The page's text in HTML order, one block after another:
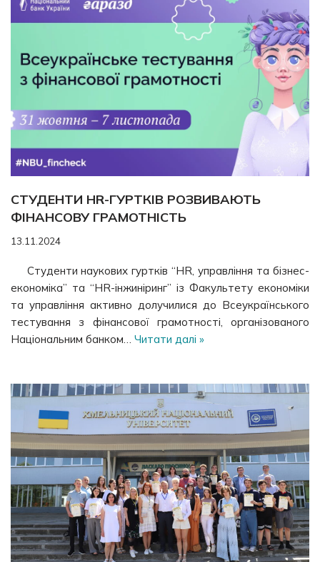
СТУДЕНТИ HR-ГУРТКІВ РОЗВИВАЮТЬ
ФІНАНСОВУ ГРАМОТНІСТЬ
13.11.2024
Студенти наукових гуртків “HR, управління та бізнес-
економіка” та “HR-інжиніринг” із Факультету економіки
та управління активно долучилися до Всеукраїнського
тестування з фінансової грамотності, організованого
Національним банком… Читати далі »